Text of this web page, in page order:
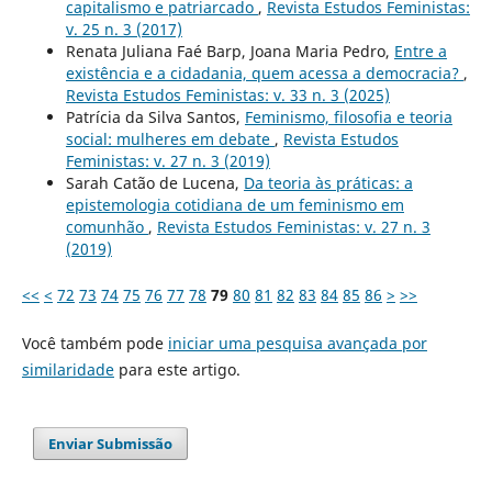
capitalismo e patriarcado , Revista Estudos Feministas:
v. 25 n. 3 (2017)
Renata Juliana Faé Barp, Joana Maria Pedro, Entre a
existência e a cidadania, quem acessa a democracia? ,
Revista Estudos Feministas: v. 33 n. 3 (2025)
Patrícia da Silva Santos, Feminismo, filosofia e teoria
social: mulheres em debate , Revista Estudos
Feministas: v. 27 n. 3 (2019)
Sarah Catão de Lucena, Da teoria às práticas: a
epistemologia cotidiana de um feminismo em
comunhão , Revista Estudos Feministas: v. 27 n. 3
(2019)
<< < 72 73 74 75 76 77 78 79 80 81 82 83 84 85 86 > >>
Você também pode iniciar uma pesquisa avançada por
similaridadepara este artigo.
Enviar Submissão